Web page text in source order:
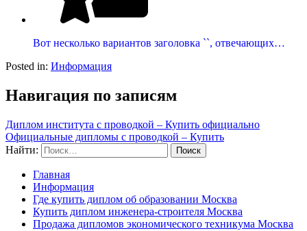
Вот несколько вариантов заголовка ``, отвечающих…
Posted in: Информация
Навигация по записям
Диплом института с проводкой – Купить официально
Официальные дипломы с проводкой – Купить
Найти:
Главная
Информация
Где купить диплом об образовании Москва
Купить диплом инженера-строителя Москва
Продажа дипломов экономического техникума Москва